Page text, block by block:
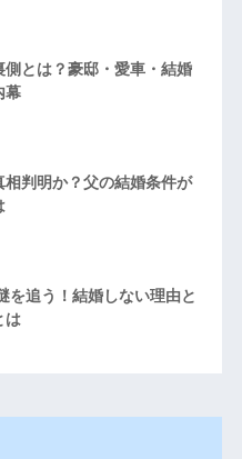
とは？豪邸・愛車・結婚
幕
判明か？父の結婚条件が
を追う！結婚しない理由と
は